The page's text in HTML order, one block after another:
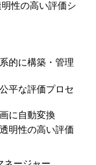
性の高い評価シ
的に構築・管理
平な評価プロセ
に自動変換
明性の高い評価